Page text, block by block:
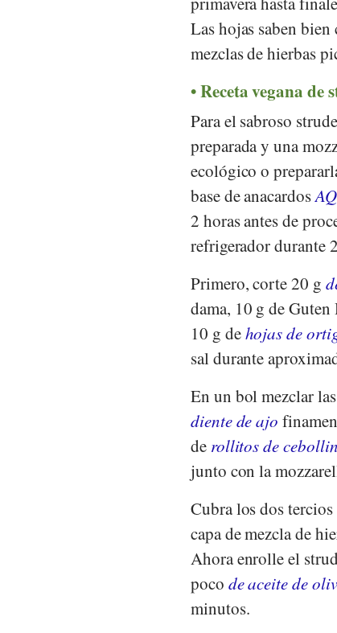
Las hojas saben bien
mezclas de hierbas
Receta vegana de
Para el sabroso
preparada y una
ecológico o
base de anacardos
2 horas antes de
refrigerador durante
Primero, corte 20 g
dama, 10 g de
10 g dehojas de
sal durante
En un bol mezclar
diente de ajo
de rollitos de
junto con la
Cubra los dos
capa de mezcla de
Ahora enrolle el
poco de aceite de
minutos.